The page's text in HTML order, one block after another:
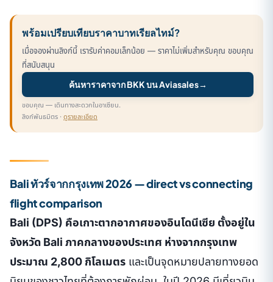
พร้อมเปรียบเทียบราคาบาทเรียลไทม์?
เมื่อจองผ่านลิงก์นี้ เรารับค่าคอมเล็กน้อย — ราคาไม่เพิ่มสำหรับคุณ ขอบคุณ
ที่สนับสนุน
ค้นหาราคาจาก BKK บน Aviasales→
ขอบคุณ — เดินทางสะดวกในอาเซียน.
ลิงก์พันธมิตร · ดูรายละเอียด
Bali ทัวร์จากกรุงเทพ 2026 — direct vs connecting
flight comparison
Bali (DPS) คือเกาะตากอากาศของอินโดนีเซีย ตั้งอยู่ใน
จังหวัด Bali ภาคกลางของประเทศ ห่างจากกรุงเทพ
ประมาณ 2,800 กิโลเมตร และเป็นจุดหมายปลายทางยอด